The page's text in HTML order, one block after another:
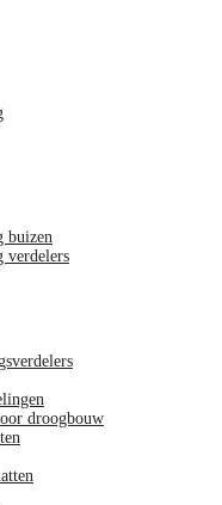
buizen
verdelers
droogbouw